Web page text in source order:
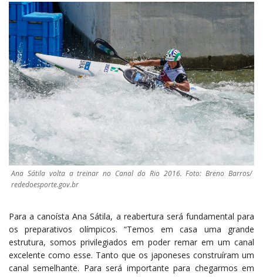
Ana Sátila volta a treinar no Canal do Rio 2016. Foto: Breno Barros/
rededoesporte.gov.br
Para a canoísta Ana Sátila, a reabertura será fundamental para
os preparativos olímpicos. “Temos em casa uma grande
estrutura, somos privilegiados em poder remar em um canal
excelente como esse. Tanto que os japoneses construíram um
canal semelhante. Para será importante para chegarmos em